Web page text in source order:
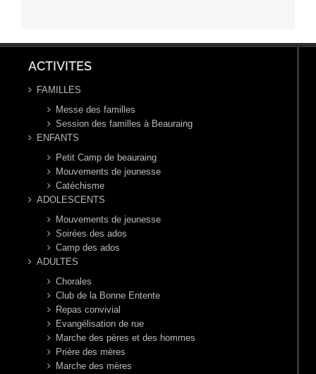
ACTIVITES
FAMILLES
Messe des familles
Session des familles à Beauraing
ENFANTS
Petit Camp de beauraing
Mouvements de jeunesse
Catéchisme
ADOLESCENTS
Mouvements de jeunesse
Soirées des ados
Camp des ados
ADULTES
Chorales
Club de la Bonne Entente
Repas convivial
Evangélisation de rue
Marche des pères et des hommes
Prière des mères
Marche des mères